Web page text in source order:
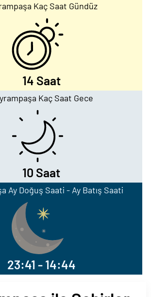
Kaç Saat Gündüz
14 Saat
Kaç Saat Gece
10 Saat
Ay Doğuş Saati - Ay Batış Saati
23:41 - 14:44